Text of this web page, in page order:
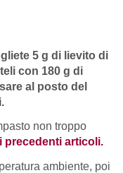
5 g di lievito di
con 180 g di
al posto del
non troppo
precedenti articoli.
ambiente, poi